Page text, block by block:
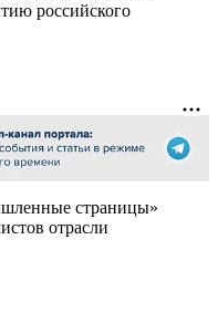
российского
страницы»
отрасли